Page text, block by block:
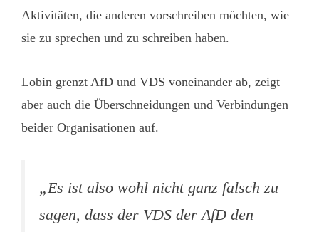
Aktivitäten, die anderen vorschreiben möchten, wie
sie zu sprechen und zu schreiben haben.
Lobin grenzt AfD und VDS voneinander ab, zeigt
aber auch die Überschneidungen und Verbindungen
beider Organisationen auf.
„Es ist also wohl nicht ganz falsch zu
sagen, dass der VDS der AfD den